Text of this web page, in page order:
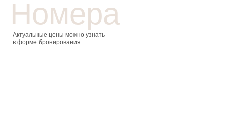
Номера
Актуальные цены можно узнать
в форме бронирования